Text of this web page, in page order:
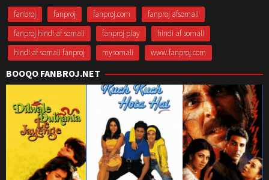
fanbroj fanproj fanproj.com
fanproj afsomali
fanproj hindi af somali
fanproj play
hindi af somali
hindi af somali fanproj
mysomali www.fanproj.com
BOOQO FANBROJ.NET